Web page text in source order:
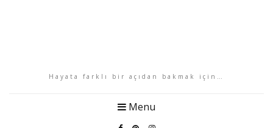
Hayata farklı bir açıdan bakmak için…
Menu